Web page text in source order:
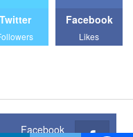
Facebook
Likes
Twitter
Facebook